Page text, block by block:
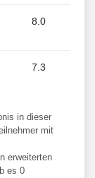
8.0
7.3
in dieser
mit
erweiterten
es 0